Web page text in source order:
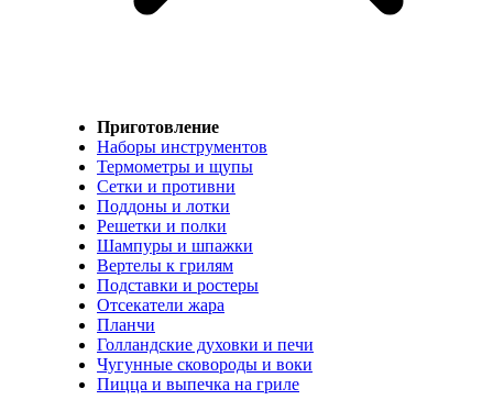
Приготовление
Наборы инструментов
Термометры и щупы
Сетки и противни
Поддоны и лотки
Решетки и полки
Шампуры и шпажки
Вертелы к грилям
Подставки и ростеры
Отсекатели жара
Планчи
Голландские духовки и печи
Чугунные сковороды и воки
Пицца и выпечка на гриле